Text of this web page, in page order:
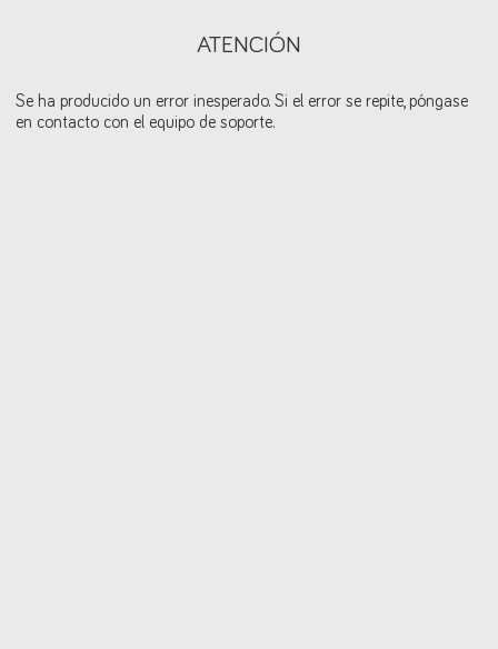
ATENCIÓN
Se ha producido un error inesperado. Si el error se repite, póngase
en contacto con el equipo de soporte.